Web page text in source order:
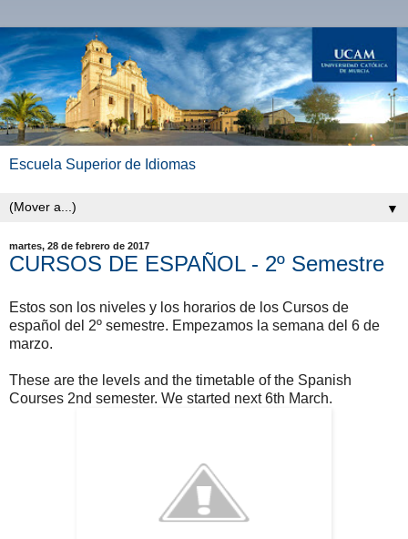
Escuela Superior de Idiomas
▼
martes, 28 de febrero de 2017
CURSOS DE ESPAÑOL - 2º Semestre
Estos son los niveles y los horarios de los Cursos de
español del 2º semestre. Empezamos la semana del 6 de
marzo.
These are the levels and the timetable of the Spanish
Courses 2nd semester. We started next 6th March.